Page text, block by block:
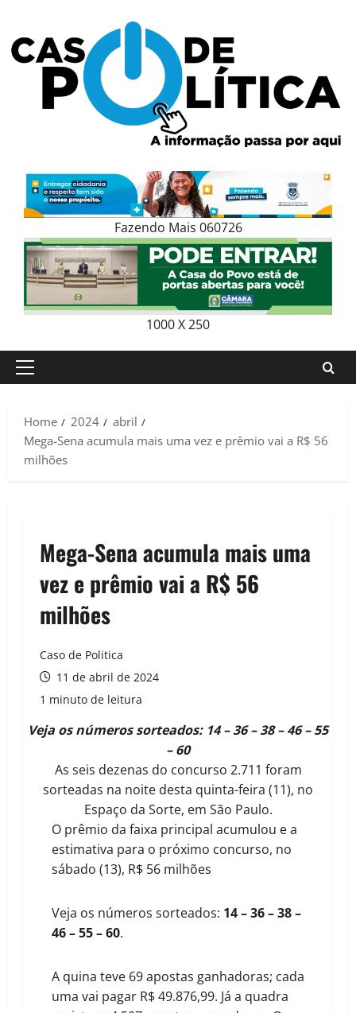
content
Fazendo Mais 060726
1000 X 250
Primary
Home
2024
abril
Mega-Sena acumula mais uma vez e prêmio vai a R$ 56
milhões
Mega-Sena acumula mais uma
vez e prêmio vai a R$ 56
milhões
Caso de Politica
11 de abril de 2024
1 minuto de leitura
Veja os números sorteados: 14 – 36 – 38 – 46 – 55
– 60
As seis dezenas do concurso 2.711 foram
sorteadas na noite desta quinta-feira (11), no
Espaço da Sorte, em São Paulo.
O prêmio da faixa principal acumulou e a
estimativa para o próximo concurso, no
sábado (13), R$ 56 milhões
Veja os números sorteados: 14 – 36 – 38 –
46 – 55 – 60.
A quina teve 69 apostas ganhadoras; cada
uma vai pagar R$ 49.876,99. Já a quadra